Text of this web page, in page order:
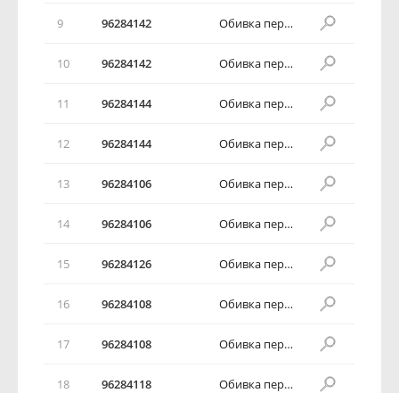
9 96284142 Обивка передней двери в сборе
10 96284142 Обивка передней двери в сборе
11 96284144 Обивка передней двери в сборе
12 96284144 Обивка передней двери в сборе
13 96284106 Обивка передней двери в сборе
14 96284106 Обивка передней двери в сборе
15 96284126 Обивка передней двери в сборе
16 96284108 Обивка передней двери в сборе
17 96284108 Обивка передней двери в сборе
18 96284118 Обивка передней двери в сборе